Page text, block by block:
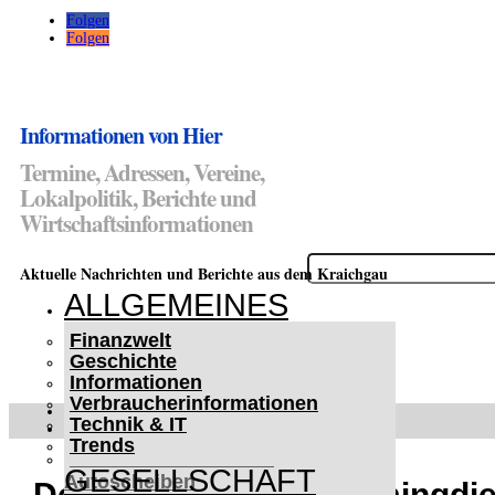
Folgen
Folgen
Informationen von Hier
Termine, Adressen, Vereine,
Lokalpolitik, Berichte und
Wirtschaftsinformationen
Suchen
nach:
Aktuelle Nachrichten und Berichte aus dem Kraichgau
ALLGEMEINES
Finanzwelt
Geschichte
Informationen
Verbraucherinformationen
Technik & IT
Trends
GESELLSCHAFT
WETTERWARNUNGEN
WINTER IM KRAICHGAU
Lifehacks für vereiste
Autoscheiben